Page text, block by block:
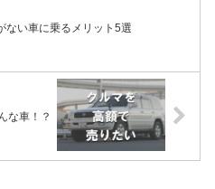
ない車に乗るメリット5選
な車！？